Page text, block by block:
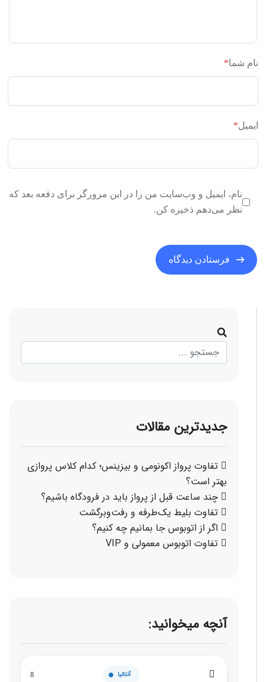
نام شما*
ایمیل*
نام، ایمیل و وب‌سایت من را در این مرورگر برای دفعه بعد که
نظر می‌دهم ذخیره کن.
جدیدترین مقالات
تفاوت پرواز اکونومی و بیزینس؛ کدام کلاس پروازی
بهتر است؟
چند ساعت قبل از پرواز باید در فرودگاه باشیم؟
تفاوت بلیط یک‌طرفه و رفت‌وبرگشت
اگر از اتوبوس جا بمانیم چه کنیم؟
تفاوت اتوبوس معمولی و VIP
آنچه میخوانید:
آنتالیا 8